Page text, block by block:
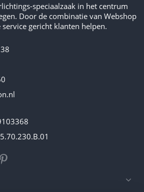
speciaalzaak in het centrum
Door de combinatie van Webshop
gericht klanten helpen.